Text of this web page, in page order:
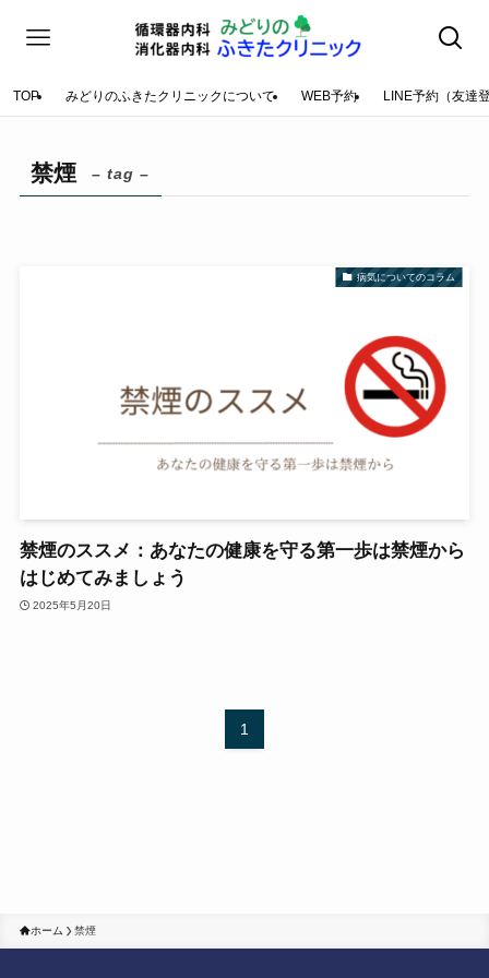
TOP みどりのふきたクリニックについて WEB予約 LINE予約（友達
禁煙 – tag –
病気についてのコラム
禁煙のススメ：あなたの健康を守る第一歩は禁煙から
はじめてみましょう
2025年5月20日
1
ホーム 禁煙